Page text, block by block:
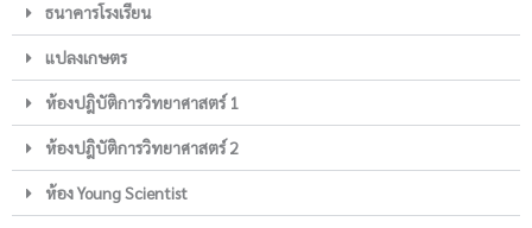
ธนาคารโรงเรียน
แปลงเกษตร
ห้องปฎิบัติการวิทยาศาสตร์ 1
ห้องปฎิบัติการวิทยาศาสตร์ 2
ห้อง Young Scientist